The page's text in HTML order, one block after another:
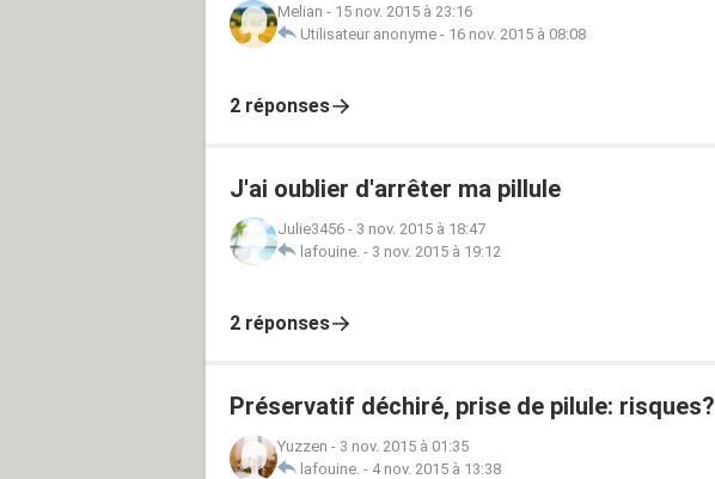
Melian - 15 nov. 2015 à 23:16
Utilisateur anonyme - 16 nov. 2015 à 08:08
2 réponses
J'ai oublier d'arrêter ma pillule
Julie3456 - 3 nov. 2015 à 18:47
lafouine. - 3 nov. 2015 à 19:12
2 réponses
Préservatif déchiré, prise de pilule: risques?
Yuzzen - 3 nov. 2015 à 01:35
lafouine. - 4 nov. 2015 à 13:38